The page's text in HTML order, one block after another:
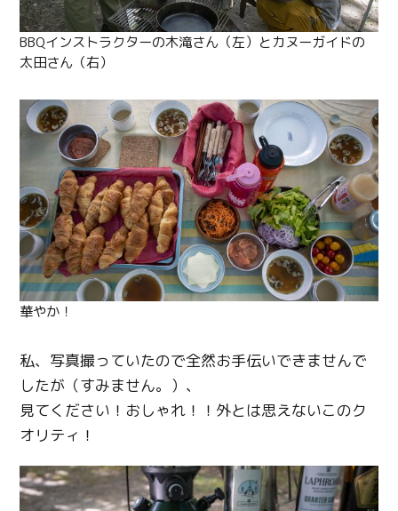
BBQインストラクターの木滝さん（左）とカヌーガイドの
太田さん（右）
華やか！
私、写真撮っていたので全然お手伝いできませんで
したが（すみません。）、
見てください！おしゃれ！！外とは思えないこのク
オリティ！